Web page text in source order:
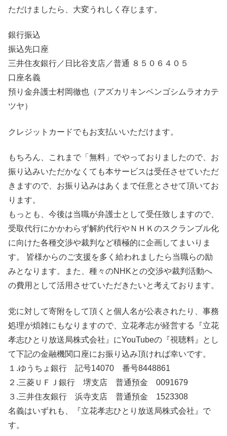
ただけましたら、大変うれしく存じます。
銀行振込
振込先口座
三井住友銀行／日比谷支店／普通 ８５０６４０５
口座名義
預り金弁護士村岡徹也（アズカリキンベンゴシムラオカテ
ツヤ）
クレジットカードでもお支払いいただけます。
もちろん、これまで「無料」でやっておりましたので、お
振り込みいただかなくても本サービスは受任させていただ
きますので、お振り込みはあくまで任意とさせて頂いてお
ります。
もっとも、今後は当職が弁護士として受任致しますので、
受取代行にかかわらず解約代行やＮＨＫのスクランブル化
に向けた各種交渉や裁判など積極的に企画してまいりま
す。 皆様からのご支援を多く給われましたら当職らの励
みとなります。また、種々のNHKとの交渉や裁判活動へ
の費用として活用させていただきたいと考えております。
党に対して寄附をして頂くと個人名が公表されたり、事務
処理が煩雑にもなりますので、立花孝志が経営する『立花
孝志ひとり放送局株式会社』にYouTubeの『視聴料』とし
て下記の金融機関口座にお振り込み頂ければ幸いです。
１.ゆうちょ銀行 記号14070 番号8448861
２.三菱ＵＦＪ銀行 堺支店 普通預金 0091679
３.三井住友銀行 浜寺支店 普通預金 1523308
名義はいずれも、『立花孝志ひとり放送局株式会社』で
す。